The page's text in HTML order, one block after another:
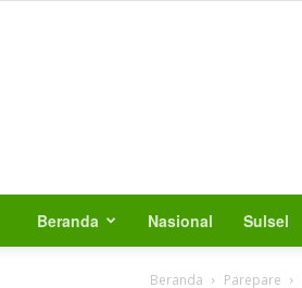
Beranda Nasional Sulsel
Beranda Parepare